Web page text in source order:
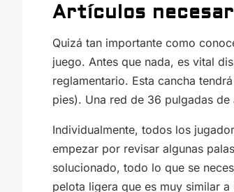
Artículos
Quizá tan importante como
juego. Antes que nada, es vital
reglamentario. Esta cancha
pies). Una red de 36 pulgadas
Individualmente, todos los
empezar por revisar algunas
solucionado, todo lo que se
pelota ligera que es muy similar